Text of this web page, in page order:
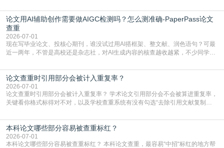
查数值误导。知网（CNKI）是学校定稿检测的绝对主流。本科用PMLC，含大学
生联合比对库，能比历届学长论文，硕博用VIP/TMLC，含学术论文联合比对
库，期刊投稿用AMLMC/SML
论文用AI辅助创作需要做AIGC检测吗？怎么测准确-PaperPass论文
查重
2026-07-01
现在写毕业论文、投核心期刊，谁没试过用AI搭框架、整文献、润色语句？可最
近一两年，不管是高校还是杂志社，对AI生成内容的核查越收越紧，不少同学投
真的太亏。提前做AIGC检测，已经成了很多过来人交稿前必做的一步。为什么
AIGC检测成了论文答辩投稿前的必备项？可能还有不少人觉得，我就用AI搭了个
框架，内容都是自己写的，至于做AIG
论文查重时引用部分会被计入重复率？
2026-07-01
论文查重时引用部分会被计入重复率？ 学术论文引用部分会不会被算进重复率，
关键看你格式标得对不对，以及学校查重系统有没有勾选“去除引用文献复制
独占一行，每条文献用[1][2]方括号编号、与正文一一对应，著录项符合GB/T
7714（作者、题名、刊名、年、卷期、页码齐全，标点用半角）；查重系统识别
成功后通常把这段标为引用，
本科论文哪些部分容易被查重标红？
2026-07-01
本科论文哪些部分容易被查重标红？ 本科论文查重，最容易“中招“标红的地方帮